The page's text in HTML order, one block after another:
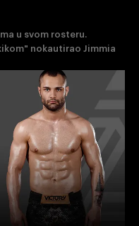
u svom rosteru.
nokautirao Jimmia